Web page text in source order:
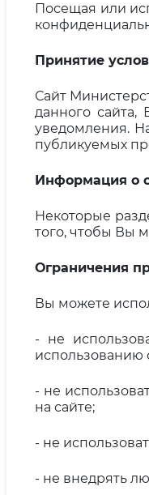
Посещая или
Принятие
Сайт
данного
уведомления.
публикуемых
Информация о
Некоторые
того, чтобы Вы
Ограничения
Вы можете
- не
использованию
- не
на сайте;
- не
- не внедрять